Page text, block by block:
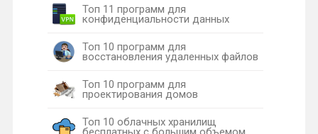
Топ 11 программ для
конфиденциальности данных
Топ 10 программ для
восстановления удаленных файлов
Топ 10 программ для
проектирования домов
Топ 10 облачных хранилищ